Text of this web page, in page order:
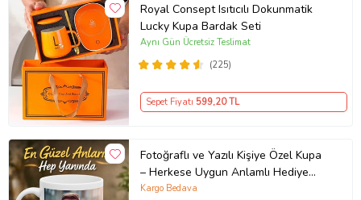
Royal Consept Isıtıcılı Dokunmatik
Lucky Kupa Bardak Seti
(225)
Aynı Gün Ücretsiz Teslimat
Sepet Fiyatı 599,20 TL
Fotoğraflı ve Yazılı Kişiye Özel Kupa
– Herkese Uygun Anlamlı Hediye
Porselen Baskılı Kupa (Beyaz)
Kargo Bedava